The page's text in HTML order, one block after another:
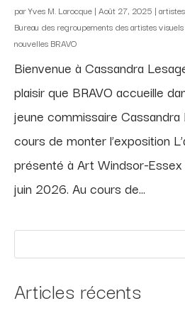
parYves M. Larocque | Août 27, 2025 |
Bureau des regroupements des artistes
nouvelles BRAVO
Bienvenue à Cassandra
plaisir que BRAVO accueille
jeune commissaire Cassandra
cours de monter l’exposition
présenté à Art Windsor-
juin 2026. Au cours de...
Articles récents